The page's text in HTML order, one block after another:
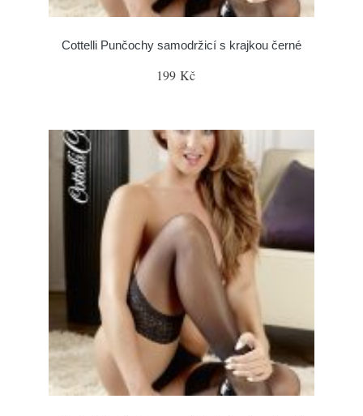
Cottelli Punčochy samodržicí s krajkou černé
199 Kč